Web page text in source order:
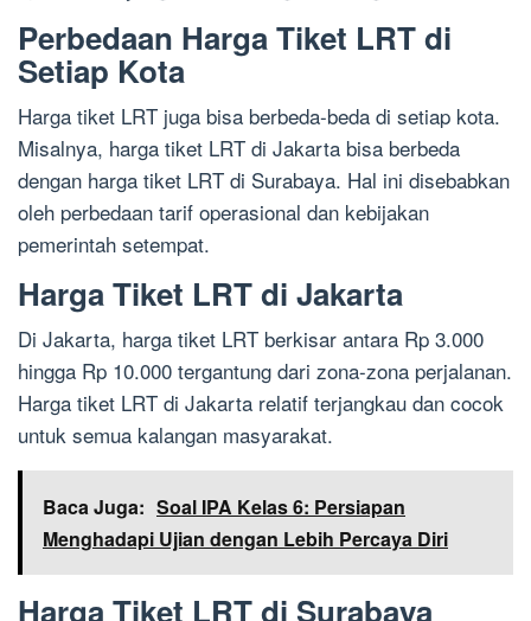
Perbedaan Harga Tiket LRT di
Setiap Kota
Harga tiket LRT juga bisa berbeda-beda di setiap kota.
Misalnya, harga tiket LRT di Jakarta bisa berbeda
dengan harga tiket LRT di Surabaya. Hal ini disebabkan
oleh perbedaan tarif operasional dan kebijakan
pemerintah setempat.
Harga Tiket LRT di Jakarta
Di Jakarta, harga tiket LRT berkisar antara Rp 3.000
hingga Rp 10.000 tergantung dari zona-zona perjalanan.
Harga tiket LRT di Jakarta relatif terjangkau dan cocok
untuk semua kalangan masyarakat.
Baca Juga: Soal IPA Kelas 6: Persiapan
Menghadapi Ujian dengan Lebih Percaya Diri
Harga Tiket LRT di Surabaya